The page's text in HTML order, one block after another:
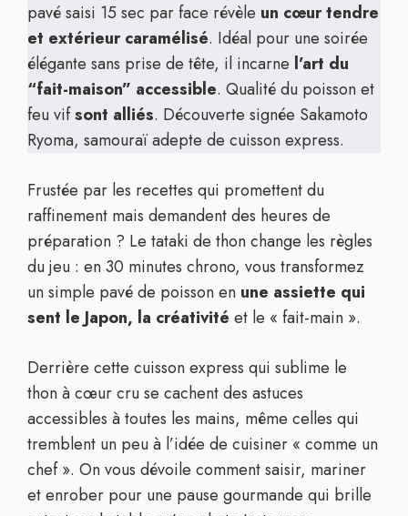
pavé saisi 15 sec par face révèle un cœur tendre
et extérieur caramélisé. Idéal pour une soirée
élégante sans prise de tête, il incarne l’art du
“fait-maison” accessible. Qualité du poisson et
feu vifsont alliés. Découverte signée Sakamoto
Ryoma, samouraï adepte de cuisson express.
Frustée par les recettes qui promettent du
raffinement mais demandent des heures de
préparation ? Le tataki de thon change les règles
du jeu : en 30 minutes chrono, vous transformez
un simple pavé de poisson en une assiette qui
sent le Japon, la créativité et le « fait-main ».
Derrière cette cuisson express qui sublime le
thon à cœur cru se cachent des astuces
accessibles à toutes les mains, même celles qui
tremblent un peu à l’idée de cuisiner « comme un
chef ». On vous dévoile comment saisir, mariner
et enrober pour une pause gourmande qui brille